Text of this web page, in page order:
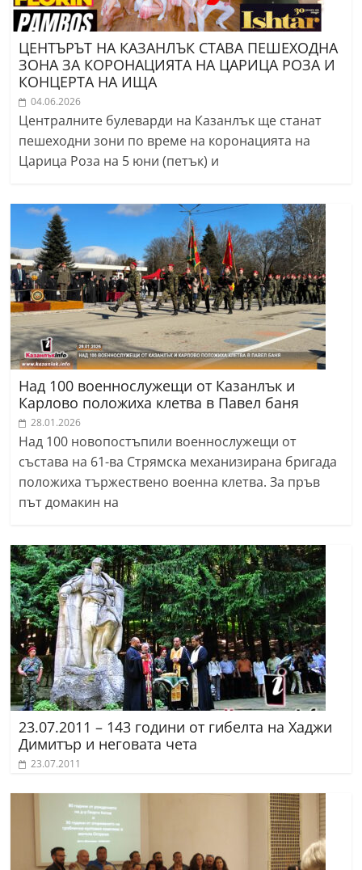
ЦЕНТЪРЪТ НА КАЗАНЛЪК СТАВА ПЕШЕХОДНА
ЗОНА ЗА КОРОНАЦИЯТА НА ЦАРИЦА РОЗА И
КОНЦЕРТА НА ИЩА
04.06.2026
Централните булеварди на Казанлък ще станат
пешеходни зони по време на коронацията на
Царица Роза на 5 юни (петък) и
Над 100 военнослужещи от Казанлък и
Карлово положиха клетва в Павел баня
28.01.2026
Над 100 новопостъпили военнослужещи от
състава на 61-ва Стрямска механизирана бригада
положиха тържествено военна клетва. За пръв
път домакин на
23.07.2011 – 143 години от гибелта на Хаджи
Димитър и неговата чета
23.07.2011